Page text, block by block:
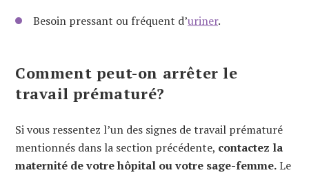
Besoin pressant ou fréquent d’uriner.
Comment peut-on arrêter le
travail prématuré?
Si vous ressentez l’un des signes de travail prématuré
mentionnés dans la section précédente, contactez la
maternité de votre hôpital ou votre sage-femme.Le